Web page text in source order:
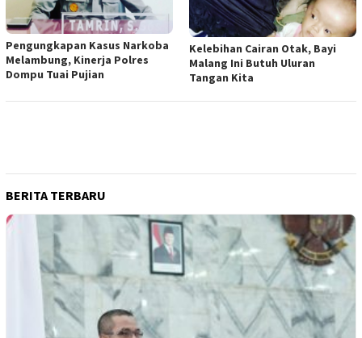
Pengungkapan Kasus Narkoba
Melambung, Kinerja Polres
Dompu Tuai Pujian
Kelebihan Cairan Otak, Bayi
Malang Ini Butuh Uluran
Tangan Kita
BERITA TERBARU